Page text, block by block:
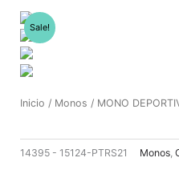
contenido
Sale!
Inicio / Monos / MONO
14395 - 15124-PTRS21 Monos